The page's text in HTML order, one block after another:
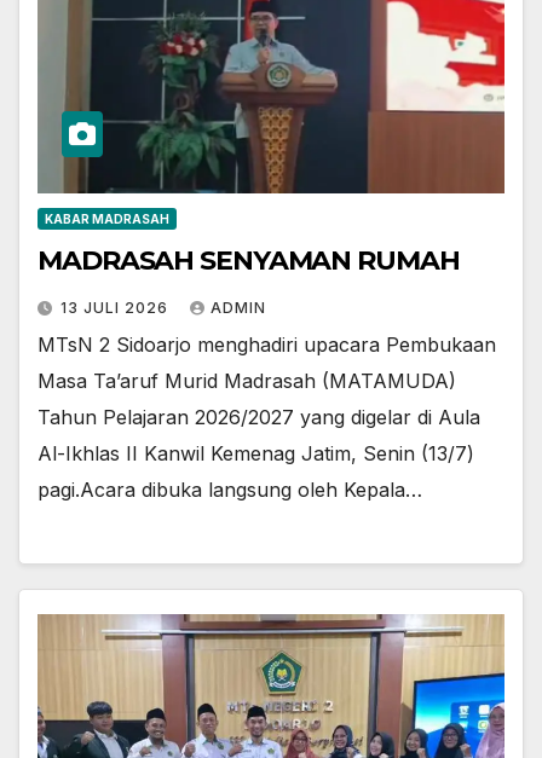
KABAR MADRASAH
MADRASAH SENYAMAN RUMAH
13 JULI 2026 ADMIN
​MTsN 2 Sidoarjo menghadiri upacara Pembukaan
Masa Ta’aruf Murid Madrasah (MATAMUDA)
Tahun Pelajaran 2026/2027 yang digelar di Aula
Al-Ikhlas II Kanwil Kemenag Jatim, Senin (13/7)
pagi.​Acara dibuka langsung oleh Kepala…